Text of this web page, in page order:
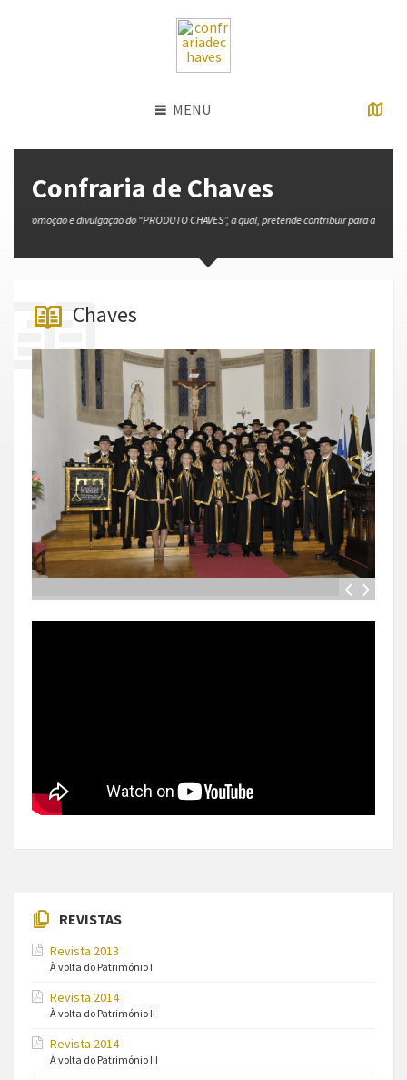
MENU
embedgooglemap.net
Confraria de Chaves
e divulgação do “PRODUTO CHAVES”, a qual, pretende contribuir para a
Chaves
REVISTAS
Revista 2013
À volta do Património I
Revista 2014
À volta do Património II
Revista 2014
À volta do Património III